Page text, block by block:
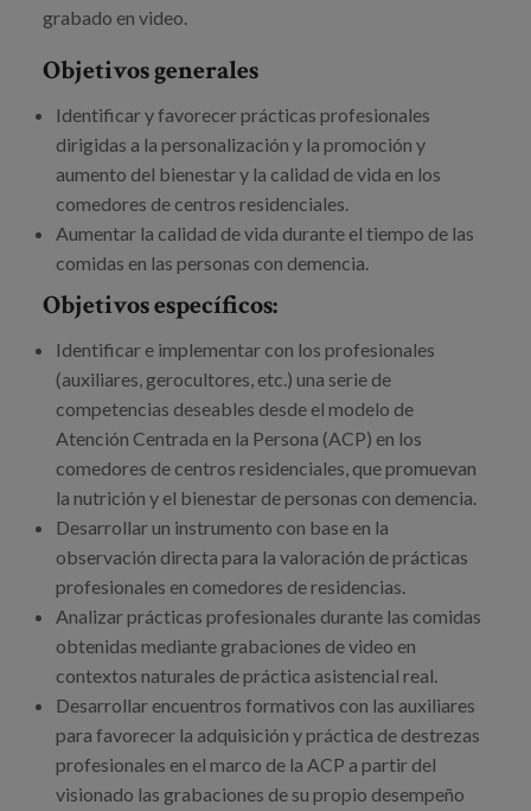
grabado en video.
Objetivos generales
Identificar y favorecer prácticas profesionales
dirigidas a la personalización y la promoción y
aumento del bienestar y la calidad de vida en los
comedores de centros residenciales.
Aumentar la calidad de vida durante el tiempo de las
comidas en las personas con demencia.
Objetivos específicos:
Identificar e implementar con los profesionales
(auxiliares, gerocultores, etc.) una serie de
competencias deseables desde el modelo de
Atención Centrada en la Persona (ACP) en los
comedores de centros residenciales, que promuevan
la nutrición y el bienestar de personas con demencia.
Desarrollar un instrumento con base en la
observación directa para la valoración de prácticas
profesionales en comedores de residencias.
Analizar prácticas profesionales durante las comidas
obtenidas mediante grabaciones de video en
contextos naturales de práctica asistencial real.
Desarrollar encuentros formativos con las auxiliares
para favorecer la adquisición y práctica de destrezas
profesionales en el marco de la ACP a partir del
visionado las grabaciones de su propio desempeño